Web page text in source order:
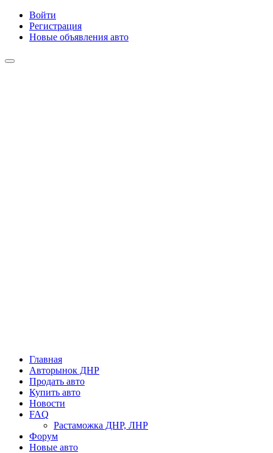
Войти
Регистрация
Новые объявления авто
Главная
Авторынок ДНР
Продать авто
Купить авто
Новости
FAQ
Растаможка ДНР, ЛНР
Форум
Новые авто